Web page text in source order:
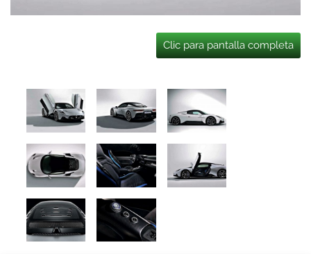
Clic para pantalla completa